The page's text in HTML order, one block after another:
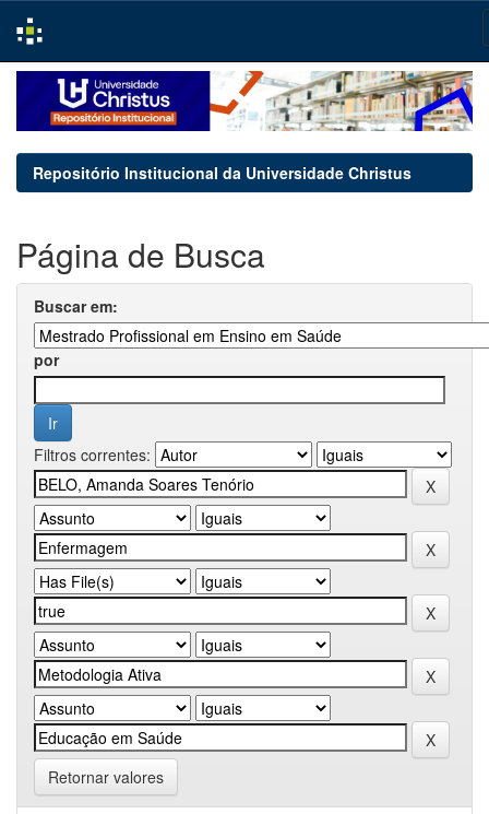
navigation
Repositório Institucional da Universidade Christus
Página de Busca
Buscar em:
por
Filtros correntes:
Retornar valores